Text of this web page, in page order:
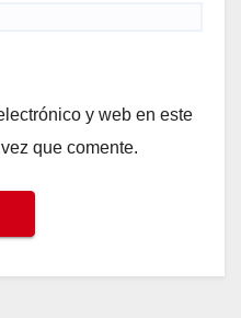
y web en este
que comente.